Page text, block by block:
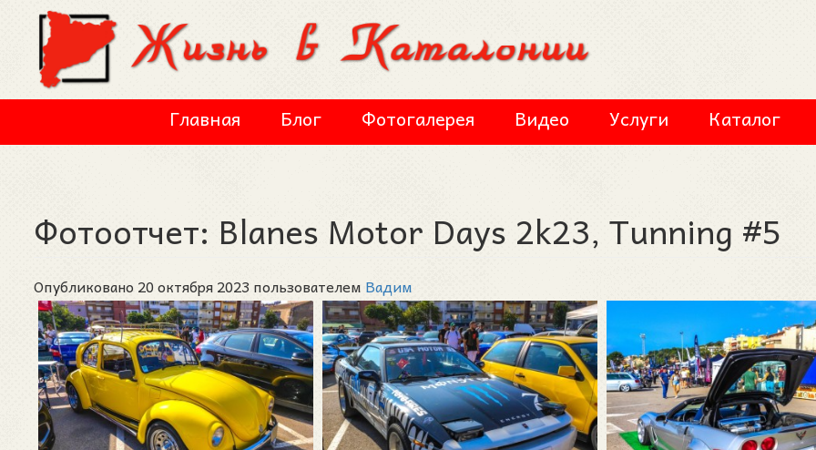
Перейти к основному содержанию
Главная Блог Фотогалерея Видео Услуги Каталог
Фотоотчет: Blanes Motor Days 2k23, Tunning #5
Опубликовано 20 октября 2023 пользователем Вадим